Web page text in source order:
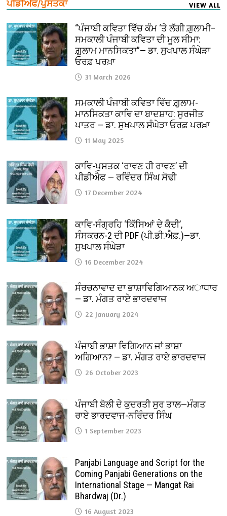
ਪੀਡੀਐਫ/ਪੁਸਤਕਾਂ VIEW ALL
“ਪੰਜਾਬੀ ਕਵਿਤਾ ਵਿੱਚ ਕੰਮ ‘ਤੇ ਲੱਗੀ ਗ਼ੁਲਾਮੀ–
ਸਮਕਾਲੀ ਪੰਜਾਬੀ ਕਵਿਤਾ ਦੀ ਮੂਲ ਸੀਮਾ:
ਗ਼ੁਲਾਮ ਮਾਨਸਿਕਤਾ”— ਡਾ. ਸੁਖਪਾਲ ਸੰਘੇੜਾ
ਓਰਫ਼ ਪਰਖ਼ਾ
31 March 2026
ਸਮਕਾਲੀ ਪੰਜਾਬੀ ਕਵਿਤਾ ਵਿੱਚ ਗ਼ੁਲਾਮ-
ਮਾਨਸਿਕਤਾ ਕਾਵਿ ਦਾ ਬਾਦਸ਼ਾਹ: ਸੁਰਜੀਤ
ਪਾਤਰ — ਡਾ. ਸੁਖਪਾਲ ਸੰਘੇੜਾ ਓਰਫ਼ ਪਰਖ਼ਾ
11 May 2025
ਕਾਵਿ-ਪੁਸਤਕ ‘ਰਾਵਣ ਹੀ ਰਾਵਣ’ ਦੀ
ਪੀਡੀਐਫ — ਰਵਿੰਦਰ ਸਿੰਘ ਸੋਢੀ
17 December 2024
ਕਾਵਿ-ਸੰਗ੍ਰਹਿ ‘ਕਿੱਸਿਆਂ ਦੇ ਕੈਦੀ’,
ਸੰਸਕਰਨ-2 ਦੀ PDF (ਪੀ.ਡੀ.ਐਫ਼.)—ਡਾ.
ਸੁਖਪਾਲ ਸੰਘੇੜਾ
16 December 2024
ਸੰਰਚਨਾਵਾਦ ਦਾ ਭਾਸ਼ਾਵਿਗਿਆਨਕ ਅਾਧਾਰ
— ਡਾ. ਮੰਗਤ ਰਾਏ ਭਾਰਦਵਾਜ
22 January 2024
ਪੰਜਾਬੀ ਭਾਸ਼ਾ ਵਿਗਿਆਨ ਜਾਂ ਭਾਸ਼ਾ
ਅਗਿਆਨ? — ਡਾ. ਮੰਗਤ ਰਾਏ ਭਾਰਦਵਾਜ
26 October 2023
ਪੰਜਾਬੀ ਬੋਲੀ ਦੇ ਕੁਦਰਤੀ ਸੁਰ ਤਾਲ—ਮੰਗਤ
ਰਾਏ ਭਾਰਦਵਾਜ-ਨਰਿੰਦਰ ਸਿੰਘ
1 September 2023
Panjabi Language and Script for the
Coming Panjabi Generations on the
International Stage — Mangat Rai
Bhardwaj (Dr.)
16 August 2023